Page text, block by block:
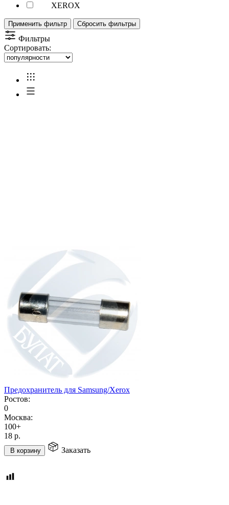
XEROX
Применить фильтр Сбросить фильтры
Фильтры
Сортировать:
Предохранитель для Samsung/Xerox
Ростов:
0
Москва:
100+
18 р.
В корзину Заказать